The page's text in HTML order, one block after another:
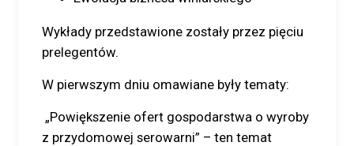
Wykłady przedstawione zostały przez pięciu
prelegentów.
W pierwszym dniu omawiane były tematy:
„Powiększenie ofert gospodarstwa o wyroby
z przydomowej serowarni” – ten temat